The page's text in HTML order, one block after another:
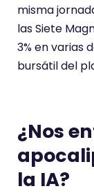
misma
las Siete
3% en varias
bursátil del
¿Nos
la IA?